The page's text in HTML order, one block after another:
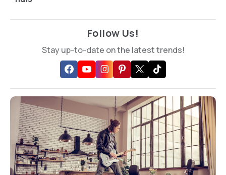
Follow Us!
Stay up-to-date on the latest trends!